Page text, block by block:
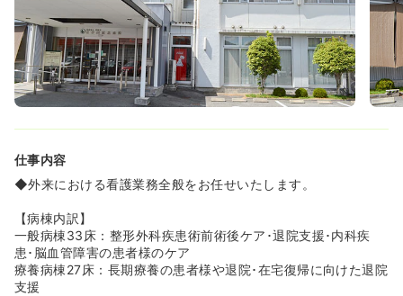
りの取組を実践しています！
《働きやすい環境が整っております★》
◆年間休日115日以上、かつ夏季休暇や年末年始休暇等も
あり、プライベートとお仕事のメリハリを持ってご勤務を
行うことが可能な環境です！
◆日祝休みの日勤業務・かつ電子カルテも導入済みのた
め、業務もスムーズに対応をいただく事が可能です！
期的にご就労をいただく環境が整っております！
仕事内容
◆外来における看護業務全般をお任せいたします。
【病棟内訳】
一般病棟33床：整形外科疾患術前術後ケア･退院支援･内科疾
患･脳血管障害の患者様のケア
療養病棟27床：長期療養の患者様や退院･在宅復帰に向けた退院
支援